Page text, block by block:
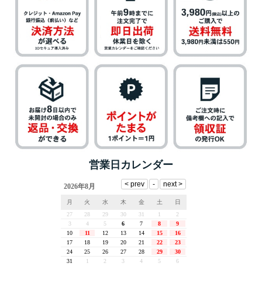
営業日カレンダー